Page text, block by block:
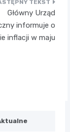
Główny Urząd
informuje o
inflacji w maju